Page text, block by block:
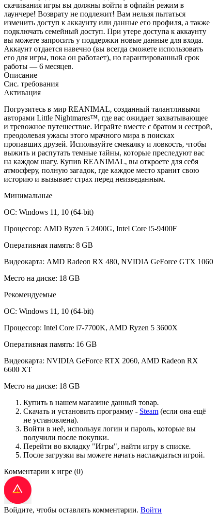
скачивания игры вы должны войти в офлайн режим в
лаунчере! Возврату не подлежит! Вам нельзя пытаться
изменить доступ к аккаунту или данные его профиля, а также
подключать семейный доступ. При утере доступа к аккаунту
вы можете запросить у поддержки новые данные для входа.
Аккаунт отдается навечно (вы всегда сможете использовать
его для игры, пока он работает), но гарантированный срок
работы — 6 месяцев.
Описание
Сис. требования
Активация
Погрузитесь в мир REANIMAL, созданный талантливыми
авторами Little Nightmares™, где вас ожидает захватывающее
и тревожное путешествие. Играйте вместе с братом и сестрой,
преодолевая ужасы этого мрачного мира в поисках
пропавших друзей. Используйте смекалку и ловкость, чтобы
выжить и распутать темные тайны, которые преследуют вас
на каждом шагу. Купив REANIMAL, вы откроете для себя
атмосферу, полную загадок, где каждое место хранит свою
историю и вызывает страх перед неизведанным.
Минимальные
ОС: Windows 11, 10 (64-bit)
Процессор: AMD Ryzen 5 2400G, Intel Core i5-9400F
Оперативная память: 8 GB
Видеокарта: AMD Radeon RX 480, NVIDIA GeForce GTX 1060
Место на диске: 18 GB
Рекомендуемые
ОС: Windows 11, 10 (64-bit)
Процессор: Intel Core i7-7700K, AMD Ryzen 5 3600X
Оперативная память: 16 GB
Видеокарта: NVIDIA GeForce RTX 2060, AMD Radeon RX
6600 XT
Место на диске: 18 GB
Купить в нашем магазине данный товар.
Скачать и установить программу - Steam (если она ещё
не установлена).
Войти в неё, используя логин и пароль, которые вы
получили после покупки.
Перейти во вкладку "Игры", найти игру в списке.
После загрузки вы можете начать наслаждаться игрой.
Комментарии к игре (0)
Войдите, чтобы оставлять комментарии. Войти